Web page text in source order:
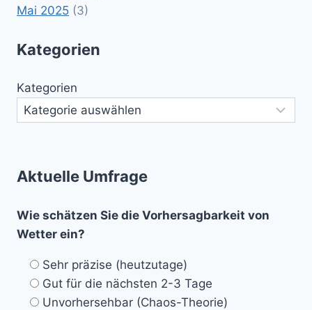
Mai 2025 (3)
Kategorien
Kategorien
Aktuelle Umfrage
Wie schätzen Sie die Vorhersagbarkeit von
Wetter ein?
Sehr präzise (heutzutage)
Gut für die nächsten 2-3 Tage
Unvorhersehbar (Chaos-Theorie)